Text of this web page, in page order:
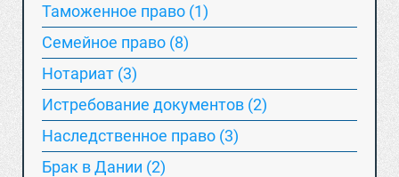
Таможенное право (1)
Семейное право (8)
Нотариат (3)
Истребование документов (2)
Наследственное право (3)
Брак в Дании (2)